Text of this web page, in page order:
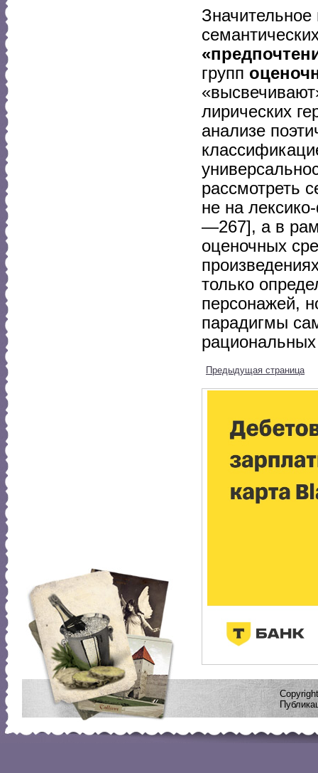
групп
лирических
анализе
рассмотреть
не на
—267], а в
оценочных
только
персонажей,
парадигмы
Предыдущая страница